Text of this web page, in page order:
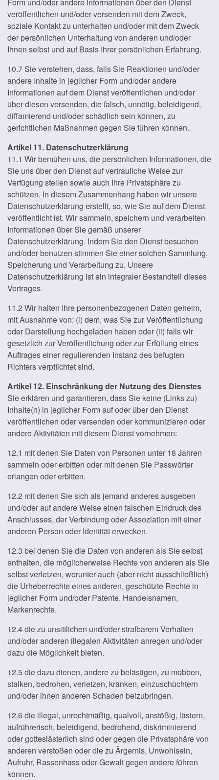
veröffentlichen und/oder versenden mit dem Zweck,
soziale Kontakt zu unterhalten und/oder mit dem Zweck
der persönlichen Unterhaltung von anderen und/oder
Ihnen selbst und auf Basis Ihrer persönlichen Erfahrung.
10.7 Sie verstehen, dass, falls Sie Reaktionen und/oder
andere Inhalte in jeglicher Form und/oder andere
Informationen auf dem Dienst veröffentlichen und/oder
über diesen versenden, die falsch, unnötig, beleidigend,
diffamierend und/oder schädlich sein können, zu
gerichtlichen Maßnahmen gegen Sie führen können.
Artikel 11. Datenschutzerklärung
11.1 Wir bemühen uns, die persönlichen Informationen, die
Sie uns über den Dienst auf vertrauliche Weise zur
Verfügung stellen sowie auch Ihre Privatsphäre zu
schützen. In diesem Zusammenhang haben wir unsere
Datenschutzerklärung erstellt, so, wie Sie auf dem Dienst
veröffentlicht ist. Wir sammeln, speichern und verarbeiten
Informationen über Sie gemäß unserer
Datenschutzerklärung. Indem Sie den Dienst besuchen
und/oder benutzen stimmen Sie einer solchen Sammlung,
Speicherung und Verarbeitung zu. Unsere
Datenschutzerklärung ist ein integraler Bestandteil dieses
Vertrages.
11.2 Wir halten Ihre personenbezogenen Daten geheim,
mit Ausnahme von: (i) dem, was Sie zur Veröffentlichung
oder Darstellung hochgeladen haben oder (ii) falls wir
gesetzlich zur Veröffentlichung oder zur Erfüllung eines
Auftrages einer regulierenden Instanz des befugten
Richters verpflichtet sind.
Artikel 12. Einschränkung der Nutzung des Dienstes
Sie erklären und garantieren, dass Sie keine (Links zu)
Inhalte(n) in jeglicher Form auf oder über den Dienst
veröffentlichen oder versenden oder kommunizieren oder
andere Aktivitäten mit diesem Dienst vornehmen:
12.1 mit denen Sie Daten von Personen unter 18 Jahren
sammeln oder erbitten oder mit denen Sie Passwörter
erlangen oder erbitten.
12.2 mit denen Sie sich als jemand anderes ausgeben
und/oder auf andere Weise einen falschen Eindruck des
Anschlusses, der Verbindung oder Assoziation mit einer
anderen Person oder Identität erwecken.
12.3 bei denen Sie die Daten von anderen als Sie selbst
enthalten, die möglicherweise Rechte von anderen als Sie
selbst verletzen, worunter auch (aber nicht ausschließlich)
die Urheberrechte eines anderen, geschützte Rechte in
jeglicher Form und/oder Patente, Handelsnamen,
Markenrechte.
12.4 die zu unsittlichen und/oder strafbarem Verhalten
und/oder anderen illegalen Aktivitäten anregen und/oder
dazu die Möglichkeit bieten.
12.5 die dazu dienen, andere zu belästigen, zu mobben,
stalken, bedrohen, verletzen, kränken, einzuschüchtern
und/oder ihnen anderen Schaden beizubringen.
12.6 die illegal, unrechtmäßig, qualvoll, anstößig, lästern,
aufrührerisch, beleidigend, bedrohend, diskriminierend
oder gotteslästerlich sind oder gegen die Privatsphäre von
anderen verstoßen oder die zu Ärgernis, Unwohlsein,
Aufruhr, Rassenhass oder Gewalt gegen andere führen
können.